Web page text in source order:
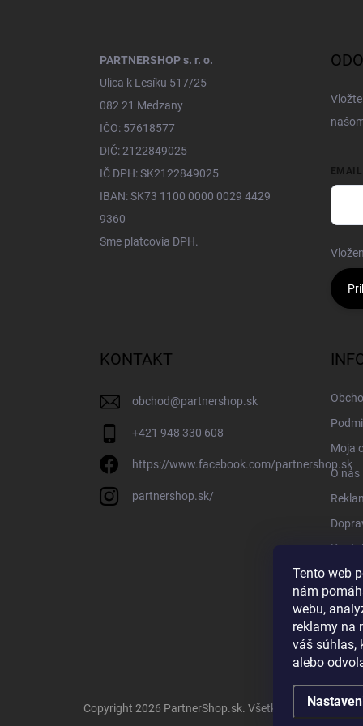
Tento web
nám
webu,
reklamy na
váš súhlas,
alebo
PARTNERSHOP s. r. o.
Ulica k Lesíku 517/25
082 21 Medzany
IČO: 57618577
DIČ: 2122849025
IČ DPH: SK2122849025
IBAN: SK73 1100 0000 0029 4429
9360
Sme platcovia DPH.
EMAIL
KONTAKT
obchod@partnershop.sk
+421 948 330 608
https://www.facebook.com/partnershop.sk
partnershop.sk/
Moja
O nás
Blog
Copyright 2026 PartnerShop.sk. Všetky práva